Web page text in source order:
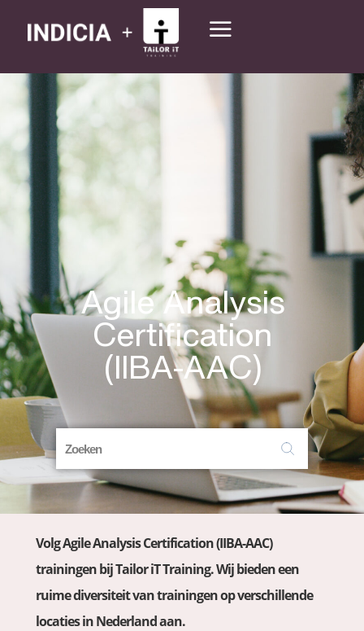
Agile Analysis
Certification
(IIBA-AAC)
Volg Agile Analysis Certification (IIBA-AAC)
trainingen bij Tailor iT Training. Wij bieden een
ruime diversiteit van trainingen op verschillende
locaties in Nederland aan.